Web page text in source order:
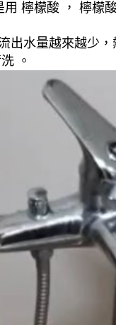
檸檬酸 ， 檸
水量越來越少
。